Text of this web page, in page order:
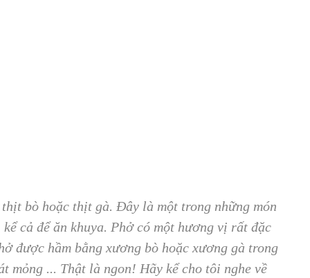
bò hoặc thịt gà. Đây là một trong những món
cả để ăn khuya. Phở có một hương vị rất đặc
được hầm bằng xương bò hoặc xương gà trong
... Thật là ngon! Hãy kể cho tôi nghe về